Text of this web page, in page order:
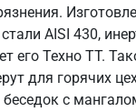
AISI 430,
его Техно ТТ.
для горячих
с